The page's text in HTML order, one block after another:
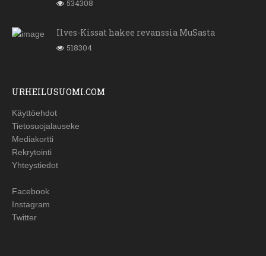
534308
Ilves-Kissat hakee revanssia MuSasta
518304
URHEILUSUOMI.COM
Käyttöehdot
Tietosuojalauseke
Mediakortti
Rekrytointi
Yhteystiedot
Facebook
Instagram
Twitter